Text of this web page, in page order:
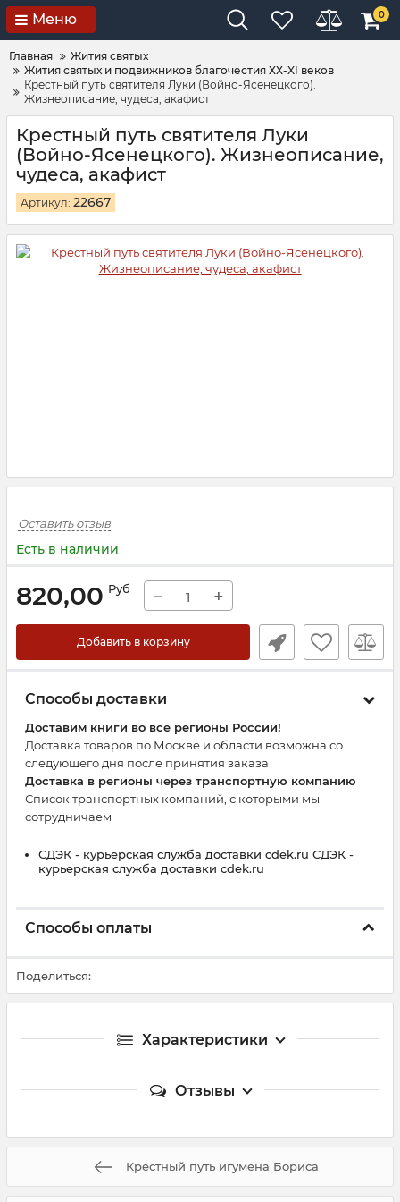
Меню 0
Главная
Жития святых
Жития святых и подвижников благочестия ХХ-XI веков
Крестный путь святителя Луки (Войно-Ясенецкого).
Жизнеописание, чудеса, акафист
Крестный путь святителя Луки
(Войно-Ясенецкого). Жизнеописание,
чудеса, акафист
Артикул: 22667
Оставить отзыв
Есть в наличии
820,00 Руб − +
Добавить в корзину
Способы доставки
Доставим книги во все регионы России!
Доставка товаров по Москве и области возможна со
следующего дня после принятия заказа
Доставка в регионы через транспортную компанию
Список транспортных компаний, с которыми мы
сотрудничаем
СДЭК - курьерская служба доставки cdek.ru СДЭК -
курьерская служба доставки cdek.ru
Способы оплаты
Поделиться:
Характеристики
Отзывы
Крестный путь игумена Бориса